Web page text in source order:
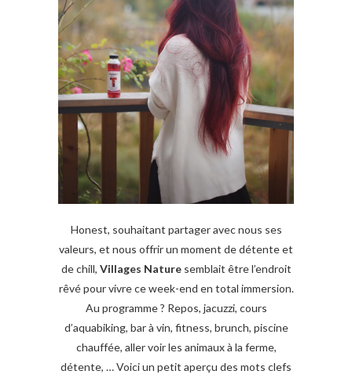
Honest, souhaitant partager avec nous ses
valeurs, et nous offrir un moment de détente et
de chill, Villages Naturesemblait être l’endroit
rêvé pour vivre ce week-end en total immersion.
Au programme ? Repos, jacuzzi, cours
d’aquabiking, bar à vin, fitness, brunch, piscine
chauffée, aller voir les animaux à la ferme,
détente, … Voici un petit aperçu des mots clefs